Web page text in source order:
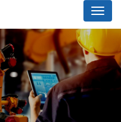
Menu